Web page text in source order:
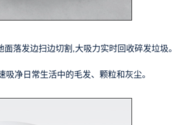
面落发边扫边切割,大吸力实时回收碎发垃圾
吸净日常生活中的毛发、颗粒和灰尘。